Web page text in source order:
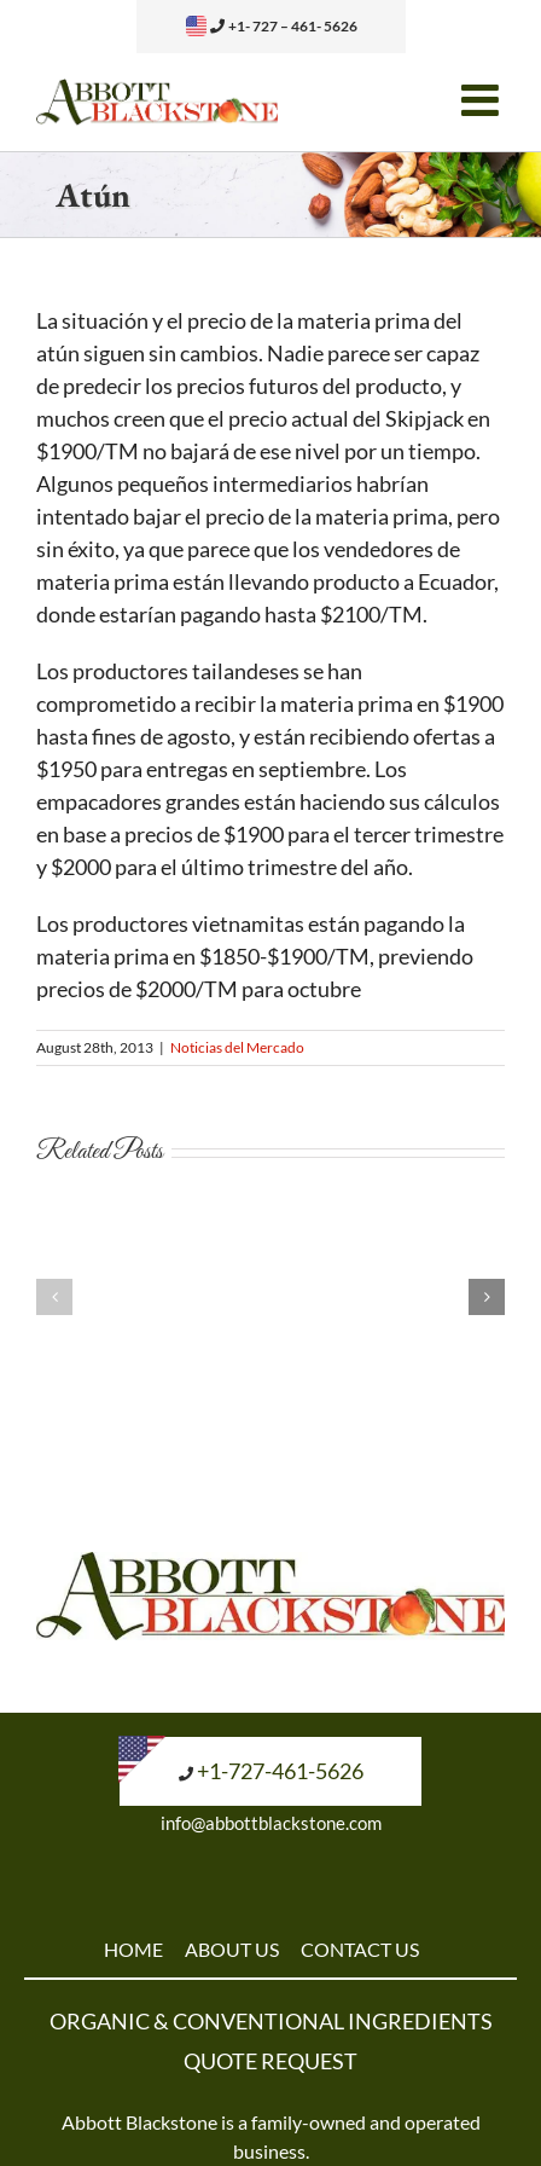
content
+1- 727 – 461- 5626
Atún
La situación y el precio de la materia prima del
atún siguen sin cambios. Nadie parece ser capaz
de predecir los precios futuros del producto, y
muchos creen que el precio actual del Skipjack en
$1900/TM no bajará de ese nivel por un tiempo.
Algunos pequeños intermediarios habrían
intentado bajar el precio de la materia prima, pero
sin éxito, ya que parece que los vendedores de
materia prima están llevando producto a Ecuador,
donde estarían pagando hasta $2100/TM.
Los productores tailandeses se han
comprometido a recibir la materia prima en $1900
hasta fines de agosto, y están recibiendo ofertas a
$1950 para entregas en septiembre. Los
empacadores grandes están haciendo sus cálculos
en base a precios de $1900 para el tercer trimestre
y $2000 para el último trimestre del año.
Los productores vietnamitas están pagando la
materia prima en $1850-$1900/TM, previendo
precios de $2000/TM para octubre
August 28th, 2013 | Noticias del Mercado
Related Posts
+1-727-461-5626
info@abbottblackstone.com
HOME ABOUT US CONTACT US
ORGANIC & CONVENTIONAL INGREDIENTS
QUOTE REQUEST
Abbott Blackstone is a family-owned and operated
business.